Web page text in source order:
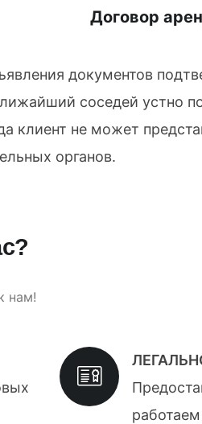
Договор
документов
соседей устно
клиент не может
органов.
нам!